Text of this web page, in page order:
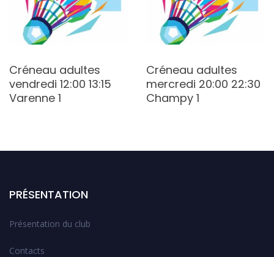
Créneau adultes
vendredi 12:00 13:15
Varenne 1
Créneau adultes
mercredi 20:00 22:30
Champy 1
PRÉSENTATION
Présentation du club
Contacts